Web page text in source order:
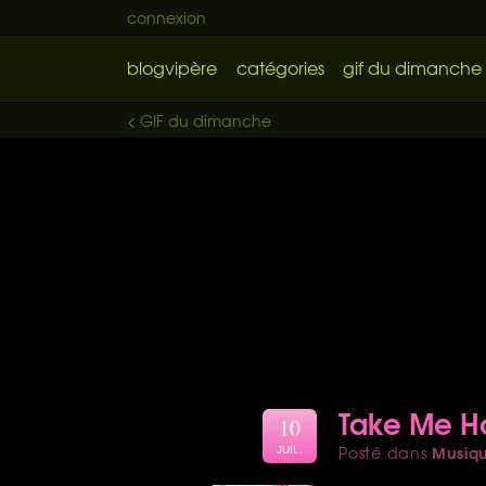
connexion
blogvipère catégories gif du dimanche
< GIF du dimanche
Take Me
Posté dans
10
JUIL.